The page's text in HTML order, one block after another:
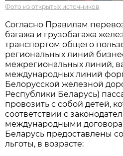
Фото из открытых источников
Согласно Правилам
багажа и грузобагажа
транспортом общего
региональных линий
межрегиональных линий,
международных линий
Белорусской железной
Республики Беларусь)
провозить с собой детей,
соответствии с
международными
Беларусь предоставлены
льготы, в возрасте: